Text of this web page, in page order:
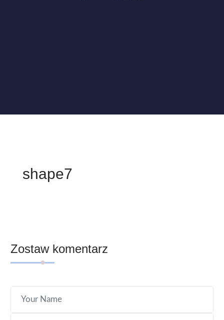
shape7
Zostaw komentarz